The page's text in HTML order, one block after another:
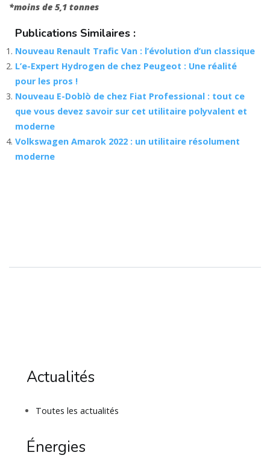
*moins de 5,1 tonnes
Publications Similaires :
Nouveau Renault Trafic Van : l’évolution d’un classique
L’e-Expert Hydrogen de chez Peugeot : Une réalité
pour les pros !
Nouveau E-Doblò de chez Fiat Professional : tout ce
que vous devez savoir sur cet utilitaire polyvalent et
moderne
Volkswagen Amarok 2022 : un utilitaire résolument
moderne
Actualités
Toutes les actualités
Énergies